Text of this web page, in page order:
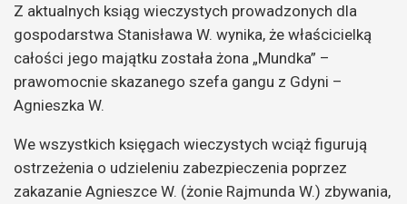
Z aktualnych ksiąg wieczystych prowadzonych dla
gospodarstwa Stanisława W. wynika, że właścicielką
całości jego majątku została żona „Mundka” –
prawomocnie skazanego szefa gangu z Gdyni –
Agnieszka W.
We wszystkich księgach wieczystych wciąż figurują
ostrzeżenia o udzieleniu zabezpieczenia poprzez
zakazanie Agnieszce W. (żonie Rajmunda W.) zbywania,